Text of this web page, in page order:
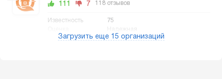
75
Надежная
111 7 118 отзывов
Загрузить еще 15 организаций